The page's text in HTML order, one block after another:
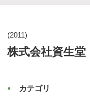
(2011)
株式会社資生堂
カテゴリ